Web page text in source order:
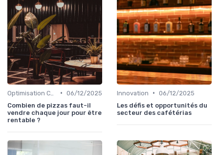
• 06/12/2025
Combien de pizzas faut-il
vendre chaque jour pour être
rentable ?
Innovation • 06/12/2025
Les défis et opportunités du
secteur des cafétérias